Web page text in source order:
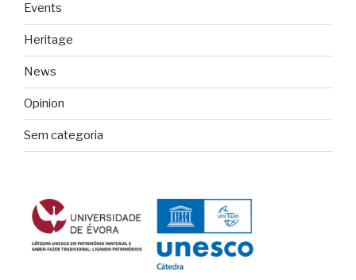
Events
Heritage
News
Opinion
Sem categoria